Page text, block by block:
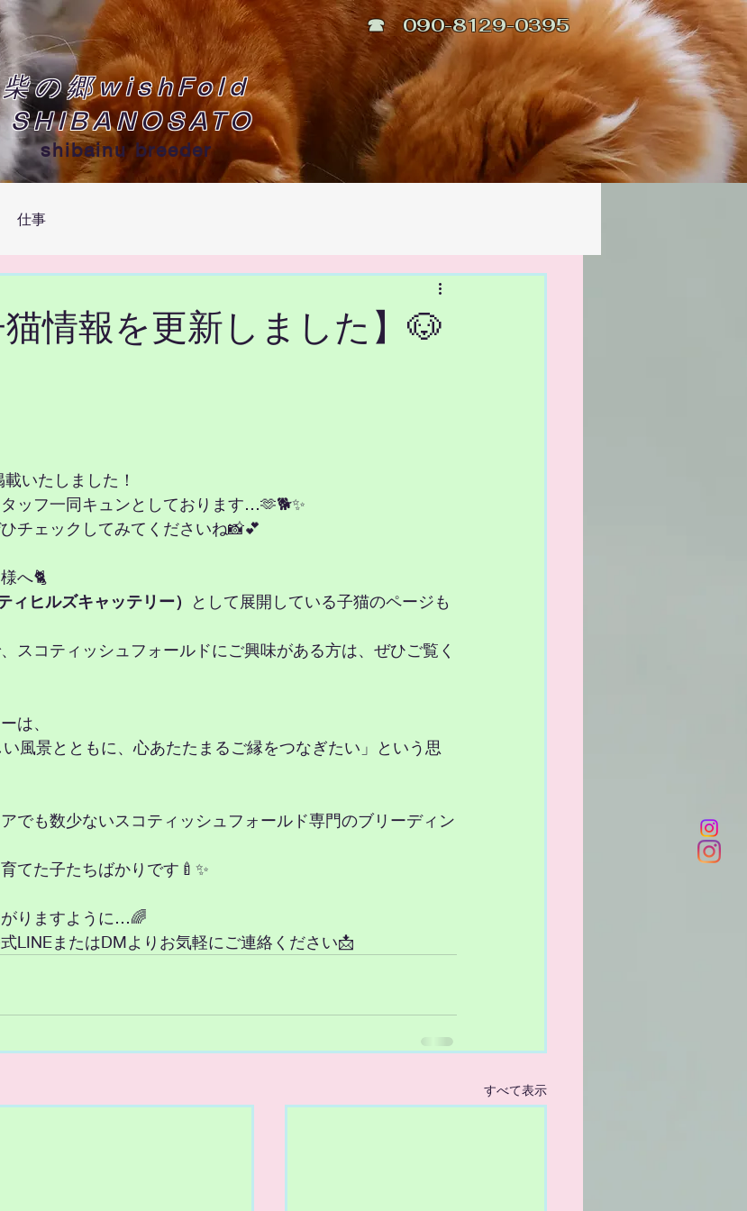
☎ 090-8129-0395
柴の郷wishFold
shibainu breeder
仕事
情報を更新しました】🐶
いたしました！
ッフ一同キュンとしております…🫶🐕✨
チェックしてみてくださいね📸💕
へ🐈
ヒルズキャッテリー）
として展開している子猫のページも
スコティッシュフォールドにご興味がある方は、ぜひご覧く
は、
風景とともに、心あたたまるご縁をつなぎたい」という思
でも数少ないスコティッシュフォールド専門のブリーディン
てた子たちばかりです🍼✨
りますように…🌈
LINEまたはDMよりお気軽にご連絡ください📩
すべて表示